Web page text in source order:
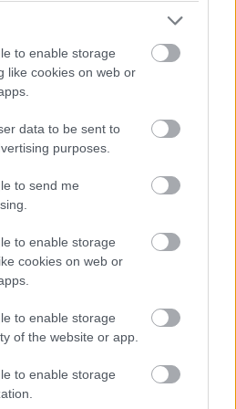
to enable storage
like cookies on web or
data to be sent to
purposes.
to send me
to enable storage
cookies on web or
to enable storage
of the website or app.
to enable storage
alapján, a valószínűsíthetően
gyakorlatok miatt, a GVH hat
(Videómánia), Forstner
Zé), Halmi Bence, Kása
Antal (Whisper Ton) ellen
eljárásokat.
a vállalatok az influenszerek
egyes termékeket,
ellenszolgáltatást
eljáró vállalkozásnak,
A nemzeti versenyhatóság
ténye nem vált egyértelművé